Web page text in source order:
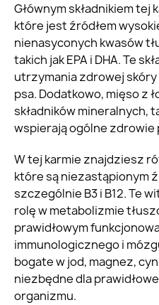
Głównym składnikiem tej
które jest źródłem
nienasyconych kwasów
takich jak EPA i DHA. Te
utrzymania zdrowej
psa. Dodatkowo, mięso z
składników mineralnych,
wspierają ogólne zdrowie
W tej karmie znajdziesz
które są niezastąpionym
szczególnie B3 i B12. Te
rolę w metabolizmie
prawidłowym
immunologicznego i
bogate w jod, magnez,
niezbędne dla
organizmu.